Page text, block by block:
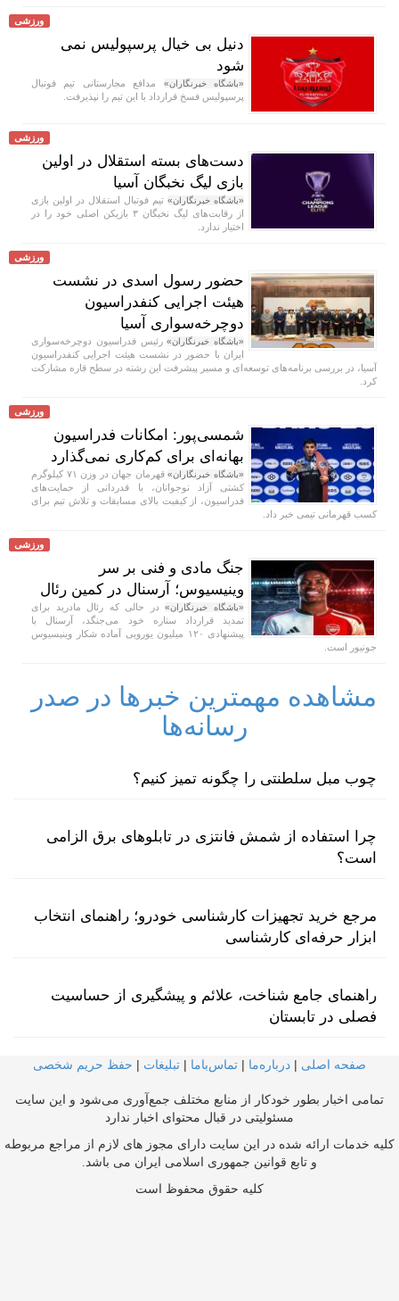
ورزشی
دنیل بی خیال پرسپولیس نمی
شود
«باشگاه خبرنگاران» مدافع مجارستانی تیم فوتبال
پرسپولیس فسخ قرارداد با این تیم را نپذیرفت.
ورزشی
دست‌های بسته استقلال در اولین
بازی لیگ نخبگان آسیا
«باشگاه خبرنگاران» تیم فوتبال استقلال در اولین بازی
از رقابت‌های لیگ نخبگان ۳ بازیکن اصلی خود را در
اختیار ندارد.
ورزشی
حضور رسول اسدی در نشست
هیئت اجرایی کنفدراسیون
دوچرخه‌سواری آسیا
«باشگاه خبرنگاران»رئیس فدراسیون دوچرخه‌سواری
ایران با حضور در نشست هیئت اجرایی کنفدراسیون
آسیا، در بررسی برنامه‌های توسعه‌ای و مسیر پیشرفت این رشته در سطح قاره مشارکت
کرد.
ورزشی
شمسی‌پور: امکانات فدراسیون
بهانه‌ای برای کم‌کاری نمی‌گذارد
«باشگاه خبرنگاران»
قهرمان جهان در وزن ۷۱ کیلوگرم
کشتی آزاد نوجوانان، با قدردانی از حمایت‌های
فدراسیون، از کیفیت بالای مسابقات و تلاش تیم برای
کسب قهرمانی تیمی خبر داد.
ورزشی
جنگ مادی و فنی بر سر
وینیسیوس؛ آرسنال در کمین رئال
«باشگاه خبرنگاران»در حالی که رئال مادرید برای
تمدید قرارداد ستاره خود می‌جنگد، آرسنال با
پیشنهادی ۱۲۰ میلیون یورویی آماده شکار وینیسیوس
جونیور است.
مشاهده مهمترین خبرها در صدر
رسانه‌ها
چوب مبل سلطنتی را چگونه تمیز کنیم؟
چرا استفاده از شمش فانتزی در تابلوهای برق الزامی
است؟
مرجع خرید تجهیزات کارشناسی خودرو؛ راهنمای انتخاب
ابزار حرفه‌ای کارشناسی
راهنمای جامع شناخت، علائم و پیشگیری از حساسیت
فصلی در تابستان
صفحه اصلی | درباره‌ما | تماس‌با‌ما | تبلیغات | حفظ حریم شخصی
تمامی اخبار بطور خودکار از منابع مختلف جمع‌آوری می‌شود و این سایت
مسئولیتی در قبال محتوای اخبار ندارد
کلیه خدمات ارائه شده در این سایت دارای مجوز های لازم از مراجع مربوطه
و تابع قوانین جمهوری اسلامی ایران می باشد.
کلیه حقوق محفوظ است